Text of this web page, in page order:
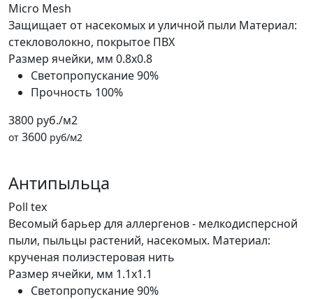
Micro Mesh
Защищает от насекомых и уличной пыли Материал:
стекловолокно, покрытое ПВХ
Размер ячейки, мм 0.8x0.8
Светопропускание90%
Прочность 100%
3800 руб./м2
от 3600 руб/м2
Антипыльца
Poll tex
Весомый барьер для аллергенов - мелкодисперсной
пыли, пыльцы растений, насекомых. Материал:
крученая полиэстеровая нить
Размер ячейки, мм 1.1x1.1
Светопропускание90%